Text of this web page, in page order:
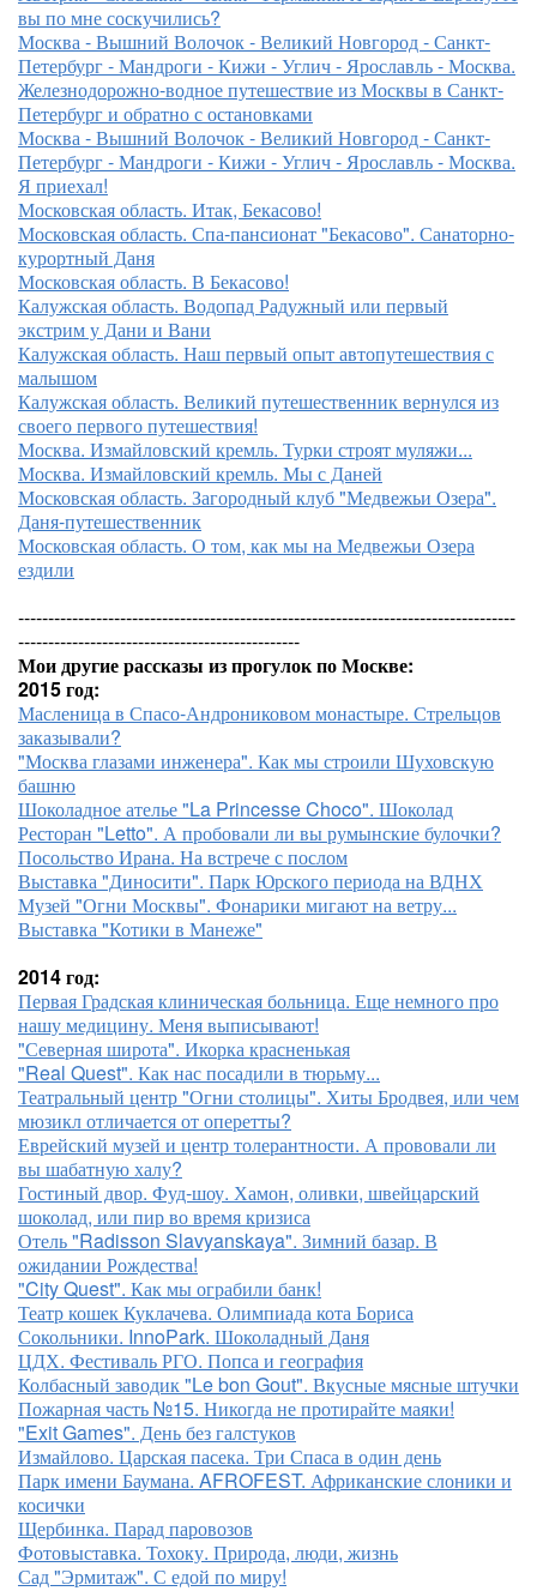
вы по мне соскучились?
Москва - Вышний Волочок - Великий Новгород - Санкт-
Петербург - Мандроги - Кижи - Углич - Ярославль - Москва.
Железнодорожно-водное путешествие из Москвы в Санкт-
Петербург и обратно с остановками
Москва - Вышний Волочок - Великий Новгород - Санкт-
Петербург - Мандроги - Кижи - Углич - Ярославль - Москва.
Я приехал!
Московская область. Итак, Бекасово!
Московская область. Спа-пансионат "Бекасово". Санаторно-
курортный Даня
Московская область. В Бекасово!
Калужская область. Водопад Радужный или первый
экстрим у Дани и Вани
Калужская область. Наш первый опыт автопутешествия с
малышом
Калужская область. Великий путешественник вернулся из
своего первого путешествия!
Москва. Измайловский кремль. Турки строят муляжи...
Москва. Измайловский кремль. Мы с Даней
Московская область. Загородный клуб "Медвежьи Озера".
Даня-путешественник
Московская область. О том, как мы на Медвежьи Озера
ездили
-----------------------------------------------------------------------------------
-----------------------------------------------
Мои другие рассказы из прогулок по Москве:
2015 год:
Масленица в Спасо-Андрониковом монастыре. Стрельцов
заказывали?
"Москва глазами инженера". Как мы строили Шуховскую
башню
Шоколадное ателье "La Princesse Choco". Шоколад
Ресторан "Letto". А пробовали ли вы румынские булочки?
Посольство Ирана. На встрече с послом
Выставка "Диносити". Парк Юрского периода на ВДНХ
Музей "Огни Москвы". Фонарики мигают на ветру...
Выставка "Котики в Манеже"
2014 год:
Первая Градская клиническая больница. Еще немного про
нашу медицину. Меня выписывают!
"Северная широта". Икорка красненькая
"Real Quest". Как нас посадили в тюрьму...
Театральный центр "Огни столицы". Хиты Бродвея, или чем
мюзикл отличается от оперетты?
Еврейский музей и центр толерантности. А прововали ли
вы шабатную халу?
Гостиный двор. Фуд-шоу. Хамон, оливки, швейцарский
шоколад, или пир во время кризиса
Отель "Radisson Slavyanskaya". Зимний базар. В
ожидании Рождества!
"City Quest". Как мы ограбили банк!
Театр кошек Куклачева. Олимпиада кота Бориса
Сокольники. InnoPark. Шоколадный Даня
ЦДХ. Фестиваль РГО. Попса и география
Колбасный заводик "Le bon Gout". Вкусные мясные штучки
Пожарная часть №15. Никогда не протирайте маяки!
"Exit Games". День без галстуков
Измайлово. Царская пасека. Три Спаса в один день
Парк имени Баумана. AFROFEST. Африканские слоники и
косички
Щербинка. Парад паровозов
Фотовыставка. Тохоку. Природа, люди, жизнь
Сад "Эрмитаж". С едой по миру!